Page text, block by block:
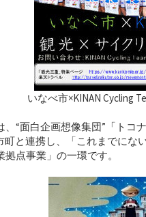
いなべ市×KINAN Cycling
、“面白企画想像集団”「トコ
町と連携し、「これまでにな
点事業」の一環です。